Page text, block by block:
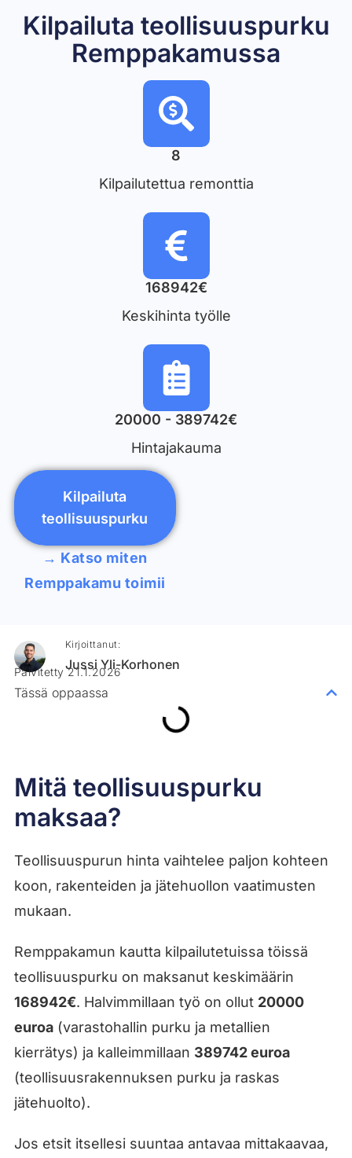
Kilpailuta teollisuuspurku
Remppakamussa
8
Kilpailutettua remonttia
168942€
Keskihinta työlle
20000 - 389742€
Hintajakauma
Kilpailuta
teollisuuspurku
→ Katso miten
Remppakamu toimii
Mitä teollisuuspurku
maksaa?
Teollisuuspurun hinta vaihtelee paljon kohteen
koon, rakenteiden ja jätehuollon vaatimusten
mukaan.
Remppakamun kautta kilpailutetuissa töissä
teollisuuspurku on maksanut keskimäärin
168942€. Halvimmillaan työ on ollut 20000
euroa(varastohallin purku ja metallien
kierrätys) ja kalleimmillaan 389742 euroa
(teollisuusrakennuksen purku ja raskas
jätehuolto).
Jos etsit itsellesi suuntaa antavaa mittakaavaa,
Kirjoittanut:
Jussi Yli-Korhonen
Päivitetty 21.1.2026
Tässä oppaassa